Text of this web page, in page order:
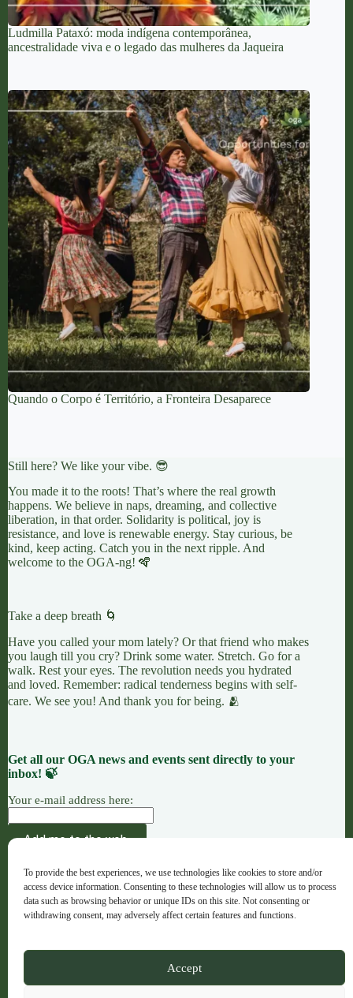
To provide the best experiences, we use technologies like cookies to store and/or
access device information. Consenting to these technologies will allow us to process
data such as browsing behavior or unique IDs on this site. Not consenting or
withdrawing consent, may adversely affect certain features and functions.
Accept
Ludmilla Pataxó: moda indígena contemporânea,
ancestralidade viva e o legado das mulheres da Jaqueira
Quando o Corpo é Território, a Fronteira Desaparece
Still here? We like your vibe. 😎
You made it to the roots! That’s where the real growth
happens. We believe in naps, dreaming, and collective
liberation, in that order. Solidarity is political, joy is
resistance, and love is renewable energy. Stay curious, be
kind, keep acting. Catch you in the next ripple. And
welcome to the OGA-ng! 🪇
Take a deep breath 🌀
Have you called your mom lately? Or that friend who makes
you laugh till you cry? Drink some water. Stretch. Go for a
walk. Rest your eyes. The revolution needs you hydrated
and loved. Remember: radical tenderness begins with self-
care. We see you! And thank you for being. 🫂
Get all our OGA news and events sent directly to your
inbox! 🍃
Your e-mail address here:
OGA · Opportunities for Grassroots Action –
Português
A global majority project hub · Registered NGO in Spain ·